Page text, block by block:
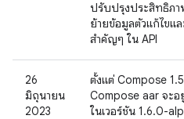
ปรับปรุงประสิทธิภา
ย้ายข้อมูลตัวแก้ไขแ
สำคัญๆ ใน API
26
มิถุนายน
2023
ตั้งแต่ Compose
Compose aar จะ
ในเวอร์ชัน 1.6.0-